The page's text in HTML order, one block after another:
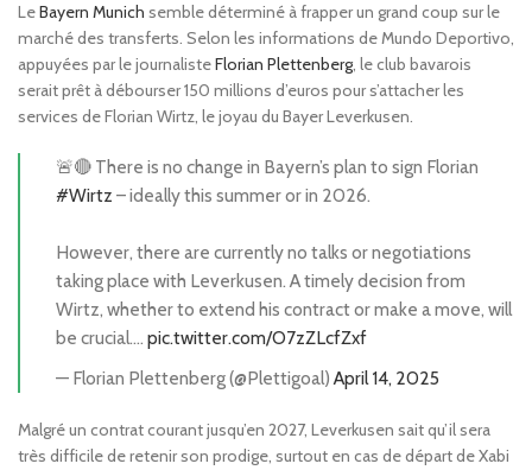
LeBayern Munich semble déterminé à frapper un grand coup sur le
marché des transferts. Selon les informations de Mundo Deportivo,
appuyées par le journalisteFlorian Plettenberg, le club bavarois
serait prêt à débourser 150 millions d’euros pour s’attacher les
services de Florian Wirtz, le joyau du Bayer Leverkusen.
🚨🔴 There is no change in Bayern’s plan to sign Florian
#Wirtz – ideally this summer or in 2026.
However, there are currently no talks or negotiations
taking place with Leverkusen. A timely decision from
Wirtz, whether to extend his contract or make a move, will
be crucial.… pic.twitter.com/O7zZLcfZxf
— Florian Plettenberg (@Plettigoal)April 14, 2025
Malgré un contrat courant jusqu’en 2027, Leverkusen sait qu’il sera
très difficile de retenir son prodige, surtout en cas de départ de Xabi